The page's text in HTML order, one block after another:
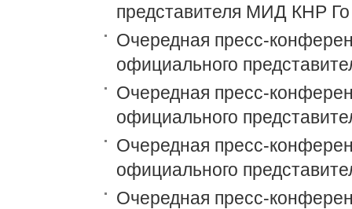
представителя МИД КНР Го
Очередная пресс-
официального
Очередная пресс-
официального
Очередная пресс-
официального
Очередная пресс-